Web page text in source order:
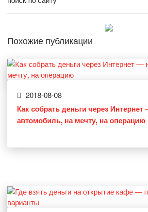
Похожие публикации
2018-08-08
Как собрать деньги через
автомобиль, на мечту, на операцию